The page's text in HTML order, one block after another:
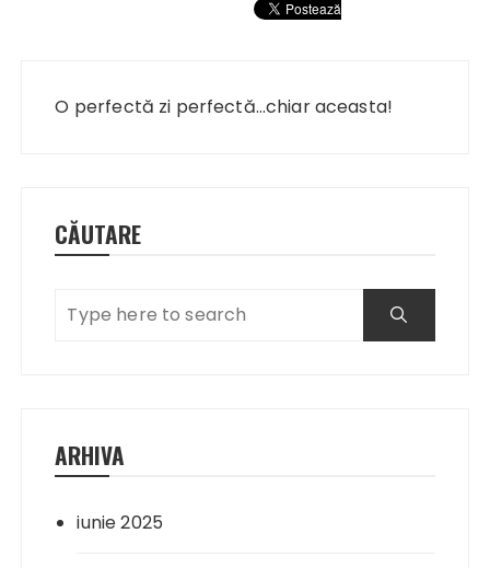
O perfectă zi perfectă…chiar aceasta!
CĂUTARE
ARHIVA
iunie 2025